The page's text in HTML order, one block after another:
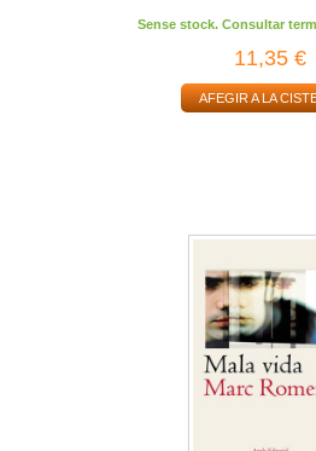
Sense stock. Consultar
11,35 €
AFEGIR A LA